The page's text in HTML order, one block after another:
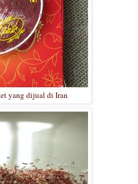
yang dijual di Iran